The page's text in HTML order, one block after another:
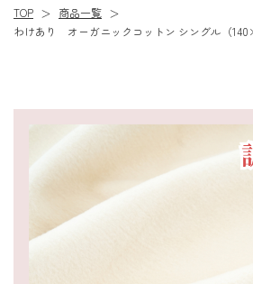
TOP ＞ 商品一覧 ＞
わけあり オーガニックコットン シングル（